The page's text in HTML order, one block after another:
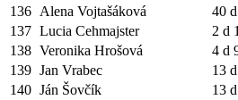
136 Alena Vojtašáková 40
137 Lucia Cehmajster 2 d
138 Veronika Hrošová 4 d
139 Jan Vrabec 13
140 Ján Šovčík 13